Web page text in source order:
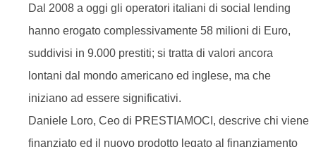
Dal 2008 a oggi gli operatori italiani di social lending
hanno erogato complessivamente 58 milioni di Euro,
suddivisi in 9.000 prestiti; si tratta di valori ancora
lontani dal mondo americano ed inglese, ma che
iniziano ad essere significativi.
Daniele Loro, Ceo di PRESTIAMOCI, descrive chi viene
finanziato ed il nuovo prodotto legato al finanziamento